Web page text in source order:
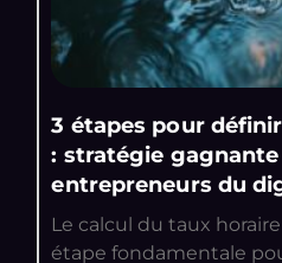
3 étapes pour
: stratégie
entrepreneurs du
Le calcul du taux
étape fondamentale